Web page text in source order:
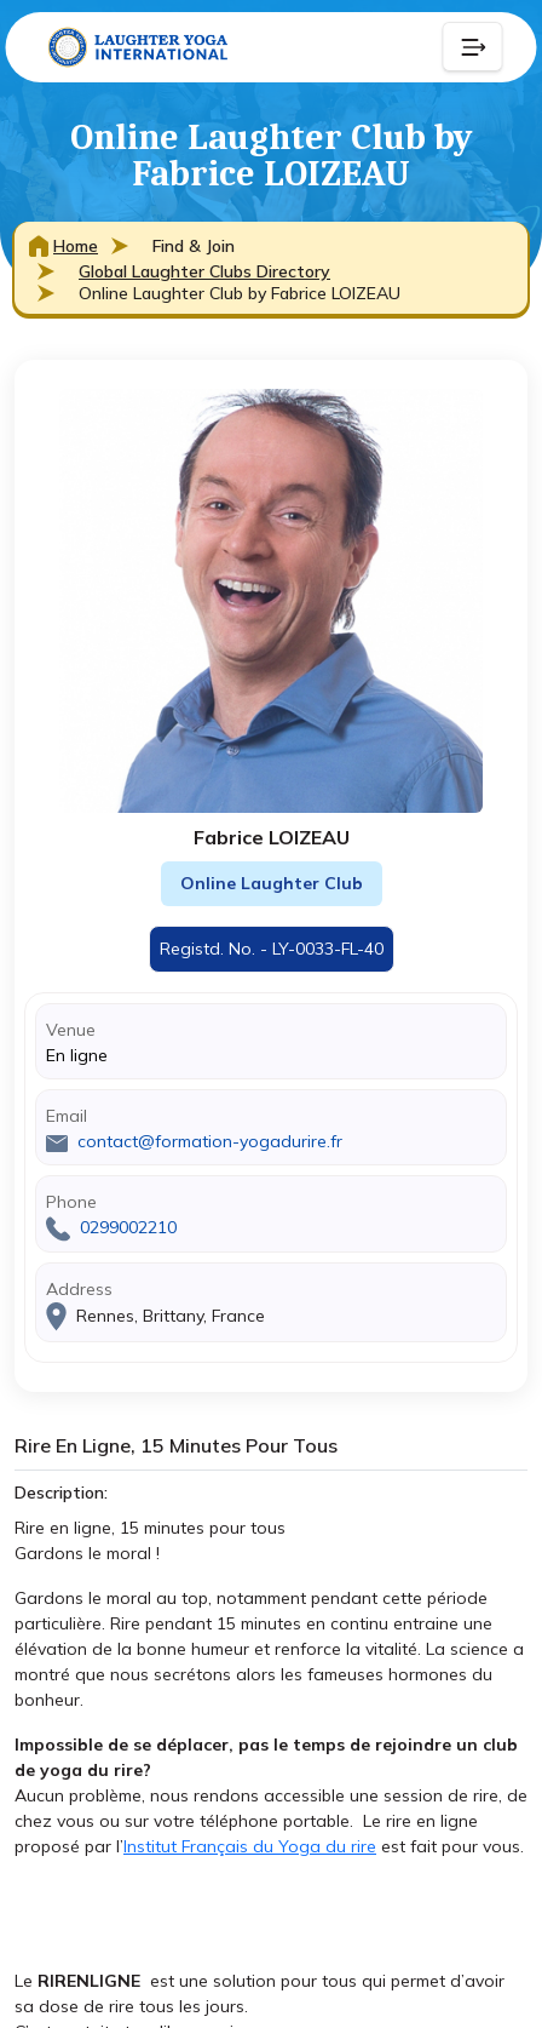
Online Laughter Club by
Fabrice LOIZEAU
Home
Find & Join
Global Laughter Clubs Directory
Online Laughter Club by Fabrice LOIZEAU
Fabrice LOIZEAU
Online Laughter Club
Registd. No. - LY-0033-FL-40
Venue
En ligne
Email
contact@formation-yogadurire.fr
Phone
0299002210
Address
Rennes, Brittany, France
Rire En Ligne, 15 Minutes Pour Tous
Description:
Rire en ligne, 15 minutes pour tous
Gardons le moral !
Gardons le moral au top, notamment pendant cette période
particulière. Rire pendant 15 minutes en continu entraine une
élévation de la bonne humeur et renforce la vitalité. La science a
montré que nous secrétons alors les fameuses hormones du
bonheur.
Impossible de se déplacer, pas le temps de rejoindre un club
de yoga du rire?
Aucun problème, nous rendons accessible une session de rire, de
chez vous ou sur votre téléphone portable. Le rire en ligne
proposé par l’Institut Français du Yoga du rire est fait pour vous.
Le RIRENLIGNE est une solution pour tous qui permet d’avoir
sa dose de rire tous les jours.